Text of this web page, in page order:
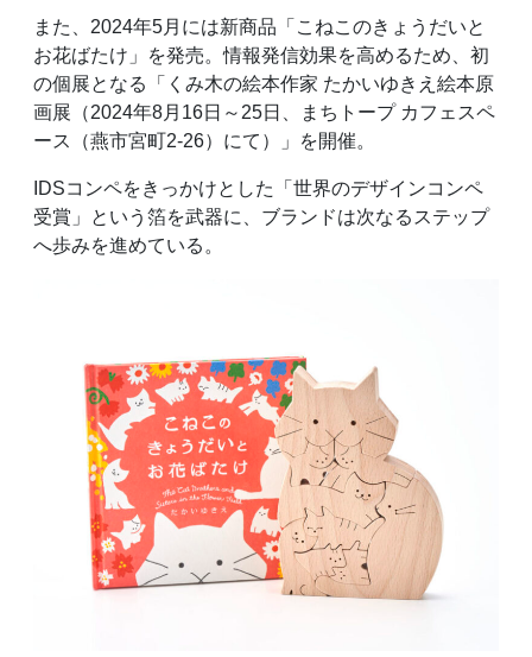
また、2024年5月には新商品「こねこのきょうだいと
お花ばたけ」を発売。情報発信効果を高めるため、初
の個展となる「くみ木の絵本作家 たかいゆきえ絵本原
画展（2024年8月16日～25日、まちトープ カフェスペ
ース（燕市宮町2-26）にて）」を開催。
IDSコンペをきっかけとした「世界のデザインコンペ
受賞」という箔を武器に、ブランドは次なるステップ
へ歩みを進めている。